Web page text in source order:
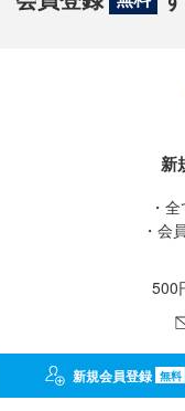
新
・
・会
500
新規会員登録 無料